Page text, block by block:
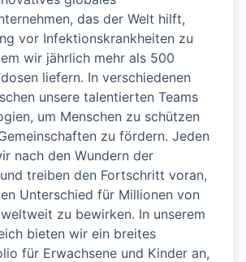
das der Welt hilft,
vor Infektionskrankheiten zu
wir jährlich mehr als 500
liefern. In verschiedenen
unsere talentierten Teams
um Menschen zu schützen
zu fördern. Jeden
nach den Wundern der
treiben den Fortschritt voran,
Unterschied für Millionen von
zu bewirken. In unserem
bieten wir ein breites
für Erwachsene und Kinder an,